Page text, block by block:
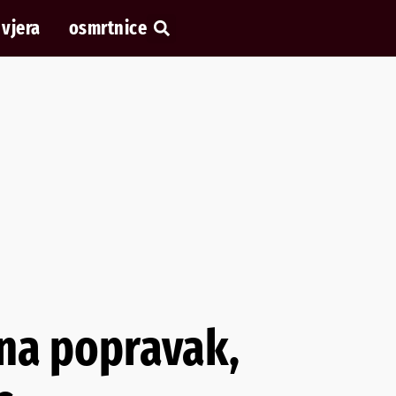
vjera osmrtnice
popravak,